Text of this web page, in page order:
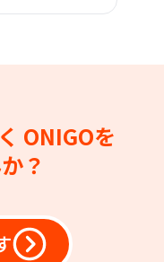
ONIGOを
？